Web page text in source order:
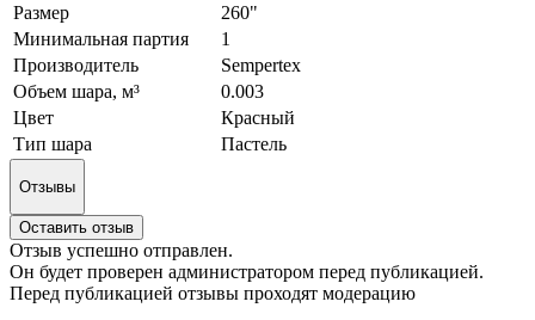
Размер
260"
Минимальная партия
1
Производитель
Sempertex
Объем шара, м³
0.003
Цвет
Красный
Тип шара
Пастель
Отзывы
Оставить отзыв
Отзыв успешно отправлен.
Он будет проверен администратором перед публикацией.
Перед публикацией отзывы проходят модерацию